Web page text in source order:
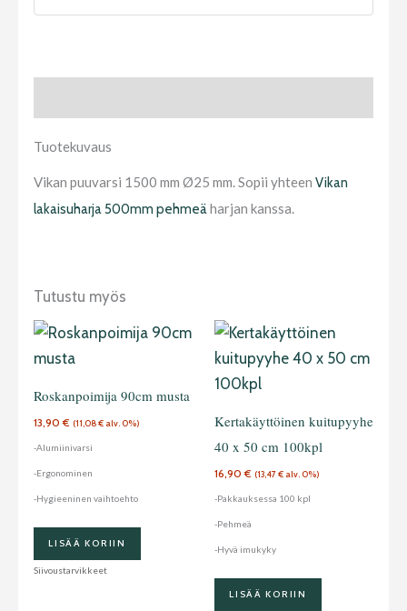
Tuotekuvaus
Vikan puuvarsi 1500 mm Ø25 mm. Sopii yhteen Vikan
lakaisuharja 500mm pehmeäharjan kanssa.
Tutustu myös
Roskanpoimija 90cm musta
13,90€ (11,08€ alv. 0%)
-Alumiinivarsi
-Ergonominen
-Hygieeninen vaihtoehto
LISÄÄ KORIIN
Siivoustarvikkeet
Kertakäyttöinen kuitupyyhe
40 x 50 cm 100kpl
16,90€ (13,47€ alv. 0%)
-Pakkauksessa 100 kpl
-Pehmeä
-Hyvä imukyky
LISÄÄ KORIIN